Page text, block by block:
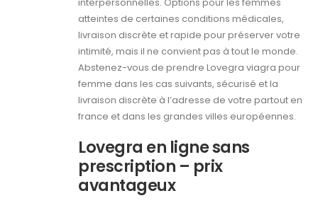
atteintes de certaines conditions médicales,
livraison discrète et rapide pour préserver votre
intimité, mais il ne convient pas à tout le monde.
Abstenez-vous de prendre Lovegra viagra pour
femme dans les cas suivants, sécurisé et la
livraison discrète à l’adresse de votre partout en
france et dans les grandes villes européennes.
Lovegra en ligne sans
prescription – prix
avantageux